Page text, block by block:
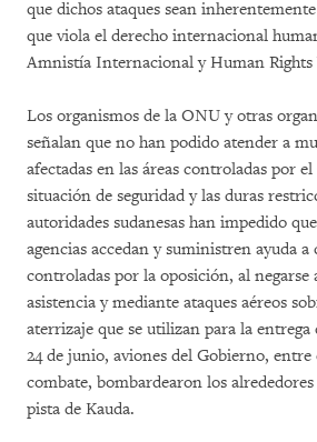
que dichos ataques sean
que viola el derecho internacional
Amnistía Internacional y Human Rights
Los organismos de la ONU y otras
señalan que no han podido atender a
afectadas en las áreas controladas por
situación de seguridad y las duras
autoridades sudanesas han impedido
agencias accedan y suministren ayuda a
controladas por la oposición, al negarse
asistencia y mediante ataques aéreos
aterrizaje que se utilizan para la entrega
24 de junio, aviones del Gobierno, entre
combate, bombardearon los
pista de Kauda.